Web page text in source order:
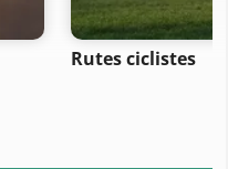
Rutes ciclistes